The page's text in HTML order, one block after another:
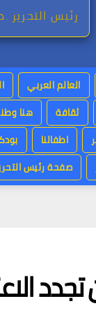
رئيس
العالم العربي
ثقافة هنا
اطفالنا
صفحة رئيس
تجدد